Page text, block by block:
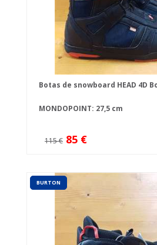
Botas de snowboard HEAD 4D
MONDOPOINT: 27,5 cm
115 € 85 €
BURTON